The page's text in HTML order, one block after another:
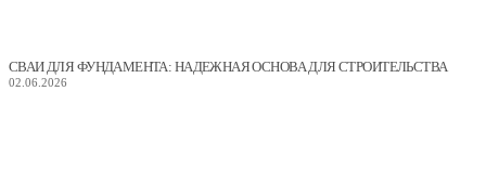
СВАИ ДЛЯ ФУНДАМЕНТА: НАДЕЖНАЯ ОСНОВА ДЛЯ СТРОИТЕЛЬСТВА
02.06.2026